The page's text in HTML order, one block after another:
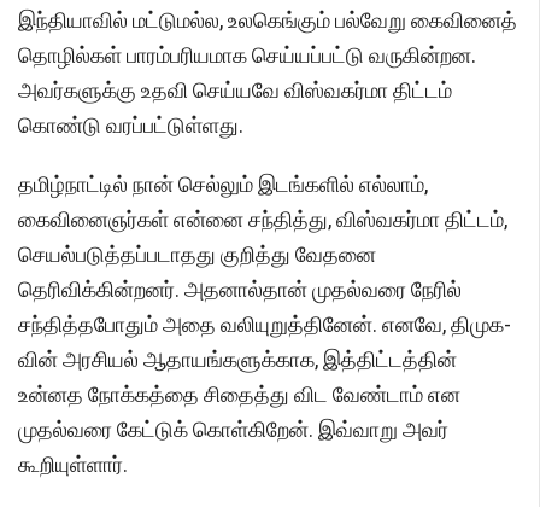
இந்தியாவில் மட்டுமல்ல, உலகெங்கும் பல்வேறு கைவினைத்
தொழில்கள் பாரம்பரியமாக செய்யப்பட்டு வருகின்றன.
அவர்களுக்கு உதவி செய்யவே விஸ்வகர்மா திட்டம்
கொண்டு வரப்பட்டுள்ளது.
தமிழ்நாட்டில் நான் செல்லும் இடங்களில் எல்லாம்,
கைவினைஞர்கள் என்னை சந்தித்து, விஸ்வகர்மா திட்டம்,
செயல்படுத்தப்படாதது குறித்து வேதனை
தெரிவிக்கின்றனர். அதனால்தான் முதல்வரை நேரில்
சந்தித்தபோதும் அதை வலியுறுத்தினேன். எனவே, திமுக-
வின் அரசியல் ஆதாயங்களுக்காக, இத்திட்டத்தின்
உன்னத நோக்கத்தை சிதைத்து விட வேண்டாம் என
முதல்வரை கேட்டுக் கொள்கிறேன். இவ்வாறு அவர்
கூறியுள்ளார்.